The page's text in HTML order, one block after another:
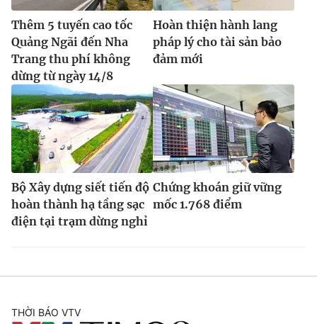
Thêm 5 tuyến cao tốc
Quảng Ngãi đến Nha
Trang thu phí không
dừng từ ngày 14/8
Hoàn thiện hành lang
pháp lý cho tài sản bảo
đảm mới
Bộ Xây dựng siết tiến độ
hoàn thành hạ tầng sạc
điện tại trạm dừng nghỉ
Chứng khoán giữ vững
mốc 1.768 điểm
THỜI BÁO VTV